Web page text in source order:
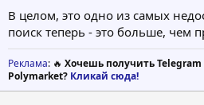
В целом, это одно из самых
поиск теперь - это больше, чем
Реклама: 🔥 Хочешь получить Telegram
Polymarket? Кликай сюда!